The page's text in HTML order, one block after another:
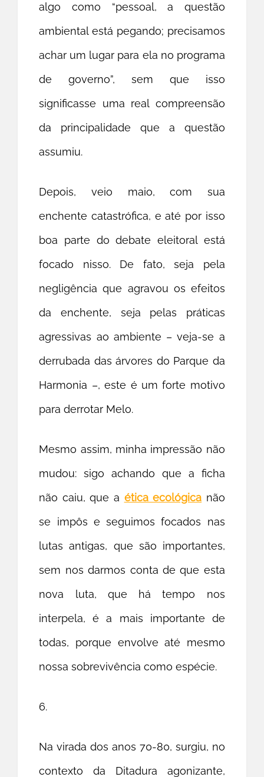
algo como “pessoal, a questão
ambiental está pegando; precisamos
achar um lugar para ela no programa
de governo”, sem que isso
significasse uma real compreensão
da principalidade que a questão
assumiu.
Depois, veio maio, com sua
enchente catastrófica, e até por isso
boa parte do debate eleitoral está
focado nisso. De fato, seja pela
negligência que agravou os efeitos
da enchente, seja pelas práticas
agressivas ao ambiente – veja-se a
derrubada das árvores do Parque da
Harmonia –, este é um forte motivo
para derrotar Melo.
Mesmo assim, minha impressão não
mudou: sigo achando que a ficha
não caiu, que a ética ecológica não
se impôs e seguimos focados nas
lutas antigas, que são importantes,
sem nos darmos conta de que esta
nova luta, que há tempo nos
interpela, é a mais importante de
todas, porque envolve até mesmo
nossa sobrevivência como espécie.
6.
Na virada dos anos 70-80, surgiu, no
contexto da Ditadura agonizante,